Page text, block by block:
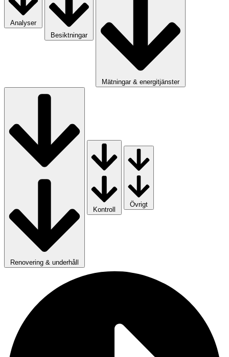
Analyser
Besiktningar
Mätningar & energitjänster
Renovering & underhåll
Kontroll
Övrigt